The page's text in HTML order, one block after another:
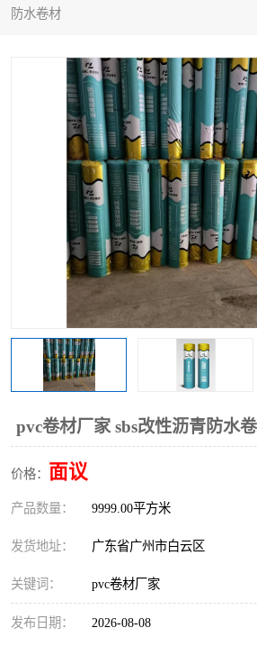
防水卷材
pvc卷材厂家 sbs改性沥青防水
价格： 面议
产品数量： 9999.00平方米
发货地址： 广东省广州市白云区
关键词： pvc卷材厂家
发布日期： 2026-08-08